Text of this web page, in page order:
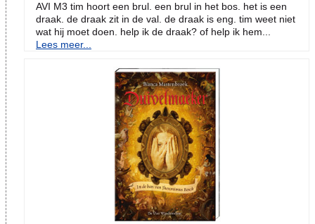
AVI M3 tim hoort een brul. een brul in het bos. het is een
draak. de draak zit in de val. de draak is eng. tim weet niet
wat hij moet doen. help ik de draak? of help ik hem...
Lees meer...